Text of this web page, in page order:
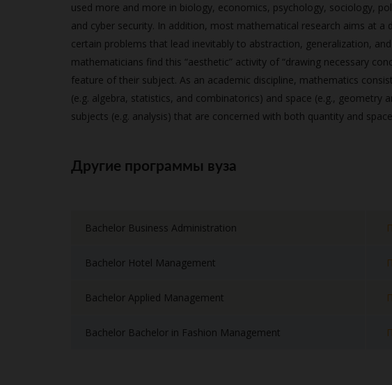
used more and more in biology, economics, psychology, sociology,
and cyber security. In addition, most mathematical research aims at a
certain problems that lead inevitably to abstraction, generalization,
mathematicians find this “aesthetic” activity of “drawing necessary
feature of their subject. As an academic discipline, mathematics
(e.g. algebra, statistics, and combinatorics) and space (e.g., geometry
subjects (e.g. analysis) that are concerned with both quantity and
Другие программы вуза
Bachelor Business Administration
Bachelor Hotel Management
Bachelor Applied Management
Bachelor Bachelor in Fashion Management